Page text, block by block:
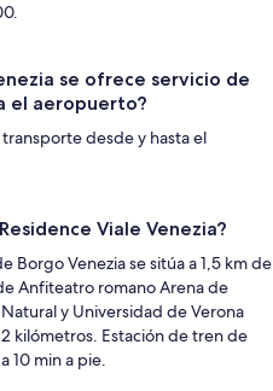
se ofrece servicio de
el aeropuerto?
desde y hasta el
Viale Venezia?
Borgo Venezia se sitúa a 1,5 km de
Anfiteatro romano Arena de
y Universidad de Verona
kilómetros. Estación de tren de
10 min a pie.